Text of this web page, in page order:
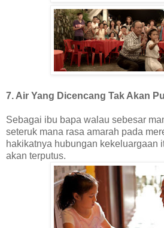
7. Air Yang Dicencang Tak Akan
Sebagai ibu bapa walau sebesar
seteruk mana rasa amarah pada
hakikatnya hubungan kekeluargaan
akan terputus.